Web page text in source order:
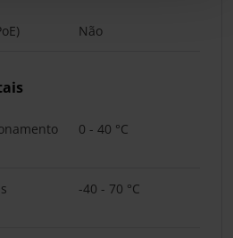
Não
0 - 40 °C
-40 - 70 °C